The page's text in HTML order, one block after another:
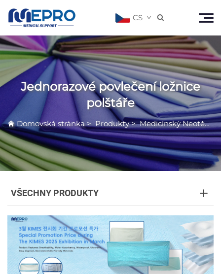
CS 
Jednorazové povlečení ložnice
polštáře
Domovská stránka > Produkty>Medicínský Neotěkavý Produkt
VŠECHNY PRODUKTY